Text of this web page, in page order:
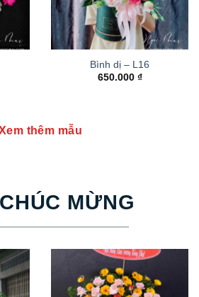
Bình dị – L16
650.000 ₫
thêm mẫu
MỪNG